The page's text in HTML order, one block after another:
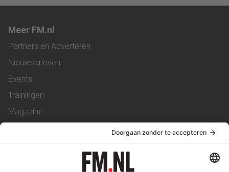
Meer FM.nl
Partners en Adverteren
Nieuwsbrieven
Events
Trainingen
Magazine
Service & Contact